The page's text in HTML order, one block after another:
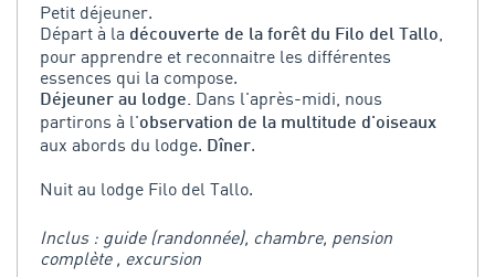
Petit déjeuner.
Départ à la découverte de la forêt du Filo del Tallo,
pour apprendre et reconnaitre les différentes
essences qui la compose.
Déjeuner au lodge. Dans l'après-midi, nous
partirons à l'observation de la multitude d'oiseaux
aux abords du lodge. Dîner.
Nuit au lodge Filo del Tallo.
Inclus : guide (randonnée), chambre, pension
complète , excursion